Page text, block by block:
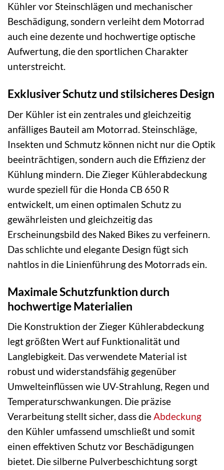
Kühler vor Steinschlägen und mechanischer
Beschädigung, sondern verleiht dem Motorrad
auch eine dezente und hochwertige optische
Aufwertung, die den sportlichen Charakter
unterstreicht.
Exklusiver Schutz und stilsicheres Design
Der Kühler ist ein zentrales und gleichzeitig
anfälliges Bauteil am Motorrad. Steinschläge,
Insekten und Schmutz können nicht nur die Optik
beeinträchtigen, sondern auch die Effizienz der
Kühlung mindern. Die Zieger Kühlerabdeckung
wurde speziell für die Honda CB 650 R
entwickelt, um einen optimalen Schutz zu
gewährleisten und gleichzeitig das
Erscheinungsbild des Naked Bikes zu verfeinern.
Das schlichte und elegante Design fügt sich
nahtlos in die Linienführung des Motorrads ein.
Maximale Schutzfunktion durch
hochwertige Materialien
Die Konstruktion der Zieger Kühlerabdeckung
legt größten Wert auf Funktionalität und
Langlebigkeit. Das verwendete Material ist
robust und widerstandsfähig gegenüber
Umwelteinflüssen wie UV-Strahlung, Regen und
Temperaturschwankungen. Die präzise
Verarbeitung stellt sicher, dass dieAbdeckung
den Kühler umfassend umschließt und somit
einen effektiven Schutz vor Beschädigungen
bietet. Die silberne Pulverbeschichtung sorgt